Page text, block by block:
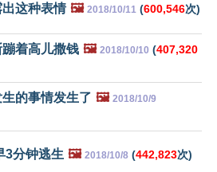
这种表情 🖼️ 2018/10/11 (600,546次)
着高儿撒钱 🖼️ 2018/10/10 (407,320
的事情发生了 🖼️ 2018/10/9
3分钟逃生 🖼️ 2018/10/8 (442,823次)